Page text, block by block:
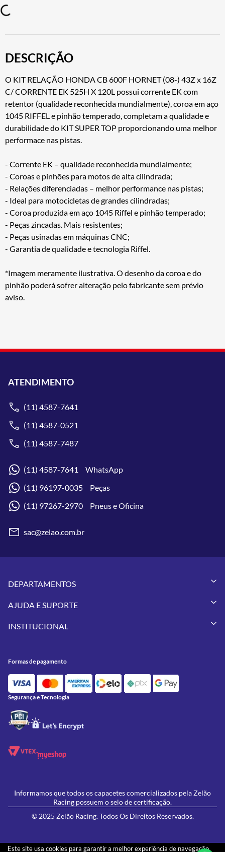
Este site usa cookies para garantir a melhor experiência de navegação.
DESCRIÇÃO
O KIT RELAÇÃO HONDA CB 600F HORNET (08-) 43Z x 16Z
C/ CORRENTE EK 525H X 120L possui corrente EK com
retentor (qualidade reconhecida mundialmente), coroa em aço
1045 RIFFEL e pinhão temperado, completam a qualidade e
durabilidade do KIT SUPER TOP proporcionando uma melhor
performace nas pistas.
- Corrente EK – qualidade reconhecida mundialmente;
- Coroas e pinhões para motos de alta cilindrada;
- Relações diferenciadas – melhor performance nas pistas;
- Ideal para motocicletas de grandes cilindradas;
- Coroa produzida em aço 1045 Riffel e pinhão temperado;
- Peças zincadas. Mais resistentes;
- Peças usinadas em máquinas CNC;
- Garantia de qualidade e tecnologia Riffel.
*Imagem meramente ilustrativa. O desenho da coroa e do
pinhão poderá sofrer alteração pelo fabricante sem prévio
aviso.
ATENDIMENTO
(11) 4587-7641
(11) 4587-0521
(11) 4587-7487
(11) 4587-7641 WhatsApp
(11) 96197-0035 Peças
(11) 97267-2970 Pneus e Oficina
sac@zelao.com.br
DEPARTAMENTOS
Vestuários
Pneus
Utilidades
Feminino
Lançamentos
AJUDA E SUPORTE
Meus Pedidos
Política de Privacidade
Política de Campanhas e promoções
INSTITUCIONAL
Contato
Oficina/Serviços
Formas de pagamento
Segurança e Tecnologia
Informamos que todos os capacetes comercializados pela Zelão
Racing possuem o selo de certificação.
© 2025 Zelão Racing. Todos Os Direitos Reservados.